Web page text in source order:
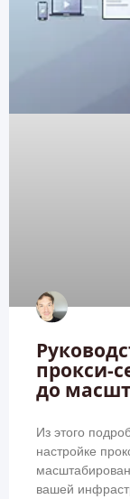
прокси-
до
Из этого
настройке
вашей